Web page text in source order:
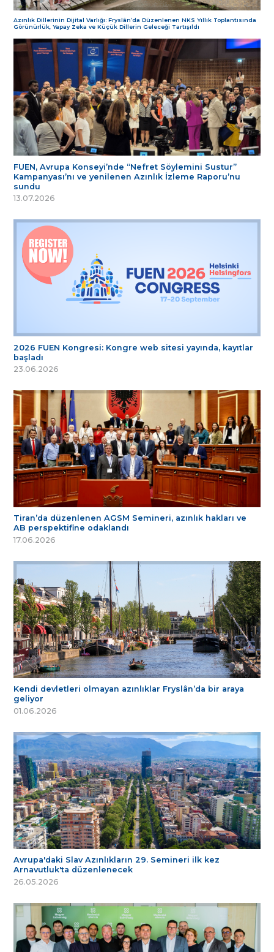
Azınlık Dillerinin Dijital Varlığı: Fryslân’da Düzenlenen NKS Yıllık Toplantısında
Görünürlük, Yapay Zeka ve Küçük Dillerin Geleceği Tartışıldı
FUEN, Avrupa Konseyi’nde “Nefret Söylemini Sustur”
Kampanyası’nı ve yenilenen Azınlık İzleme Raporu’nu
sundu
13.07.2026
2026 FUEN Kongresi: Kongre web sitesi yayında, kayıtlar
başladı
23.06.2026
Tiran’da düzenlenen AGSM Semineri, azınlık hakları ve
AB perspektifine odaklandı
17.06.2026
Kendi devletleri olmayan azınlıklar Fryslân’da bir araya
geliyor
01.06.2026
Avrupa'daki Slav Azınlıkların 29. Semineri ilk kez
Arnavutluk'ta düzenlenecek
26.05.2026